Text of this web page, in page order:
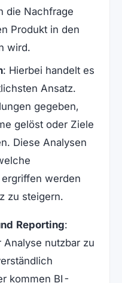
die Nachfrage
Produkt in den
wird.
: Hierbei handelt es
Ansatz.
gegeben,
gelöst oder Ziele
Diese Analysen
werden
zu steigern.
Reporting:
Analyse nutzbar zu
kommen BI-